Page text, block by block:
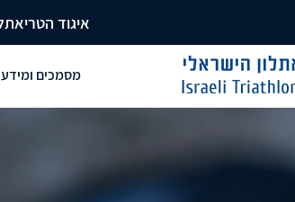
איגוד
מסמכים ומידע